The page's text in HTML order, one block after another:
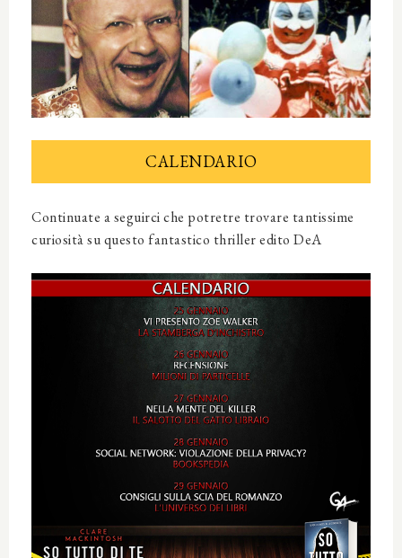
CALENDARIO
Continuate a seguirci che potretre trovare tantissime
curiosità su questo fantastico thriller edito DeA